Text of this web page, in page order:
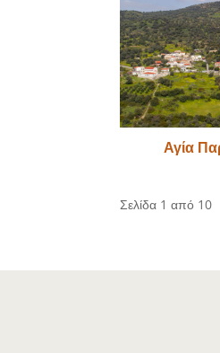
Αγία
Σελίδα 1 από 10